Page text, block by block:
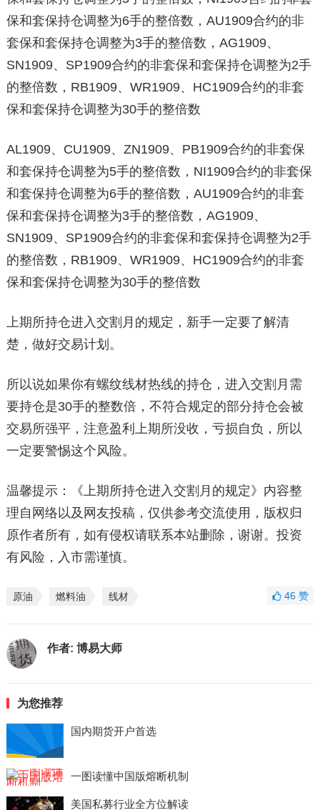
保和套保持仓调整为6手的整倍数，AU1909合约的非
套保和套保持仓调整为3手的整倍数，AG1909、
SN1909、SP1909合约的非套保和套保持仓调整为2手
的整倍数，RB1909、WR1909、HC1909合约的非套
保和套保持仓调整为30手的整倍数
AL1909、CU1909、ZN1909、PB1909合约的非套保
和套保持仓调整为5手的整倍数，NI1909合约的非套保
和套保持仓调整为6手的整倍数，AU1909合约的非套
保和套保持仓调整为3手的整倍数，AG1909、
SN1909、SP1909合约的非套保和套保持仓调整为2手
的整倍数，RB1909、WR1909、HC1909合约的非套
保和套保持仓调整为30手的整倍数
上期所持仓进入交割月的规定，新手一定要了解清
楚，做好交易计划。
所以说如果你有螺纹线材热线的持仓，进入交割月需
要持仓是30手的整数倍，不符合规定的部分持仓会被
交易所强平，注意盈利上期所没收，亏损自负，所以
一定要警惕这个风险。
温馨提示：《上期所持仓进入交割月的规定》内容整
理自网络以及网友投稿，仅供参考交流使用，版权归
原作者所有，如有侵权请联系本站删除，谢谢。投资
有风险，入市需谨慎。
原油 燃料油 线材 46赞
作者: 博易大师
为您推荐
国内期货开户首选
一图读懂中国版熔断机制
美国私募行业全方位解读